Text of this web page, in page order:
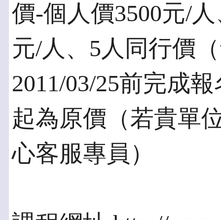
價-個人價3500元/
元/人、5人同行價
2011/03/25前完成
起為原價（若貴單
心客服專員）